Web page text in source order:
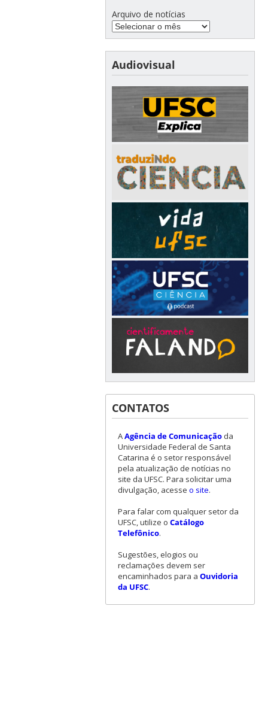
Arquivo de notícias
Audiovisual
CONTATOS
AAgência de Comunicaçãoda
Universidade Federal de Santa
Catarina é o setor responsável
pela atualização de notícias no
site da UFSC. Para solicitar uma
divulgação, acesse o site.
Para falar com qualquer setor da
UFSC, utilize o Catálogo
Telefônico.
Sugestões, elogios ou
reclamações devem ser
encaminhados para a Ouvidoria
da UFSC.